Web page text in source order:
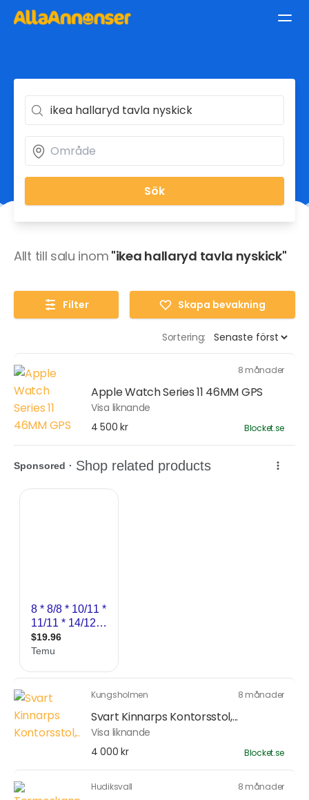
Sök
Allt till salu inom "ikea hallaryd tavla nyskick"
Filter Skapa bevakning
Sortering:
8 månader
Apple Watch Series 11 46MM GPS
Visa liknande
4 500 kr
Blocket.se
Kungsholmen 8 månader
Svart Kinnarps Kontorsstol,...
Visa liknande
4 000 kr
Blocket.se
Hudiksvall 8 månader